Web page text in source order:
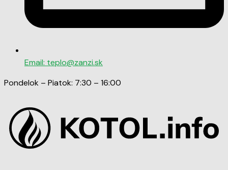
Email: teplo@zanzi.sk
Pondelok – Piatok: 7:30 – 16:00